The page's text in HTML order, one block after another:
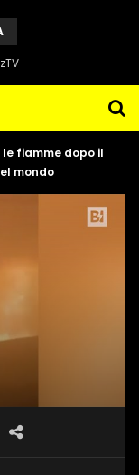
fiamme dopo il
mondo